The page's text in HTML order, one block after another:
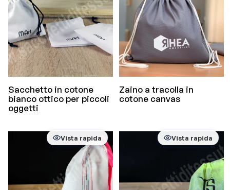
Sacchetto in cotone
bianco ottico per piccoli
oggetti
Zaino a tracolla in
cotone canvas
Vista rapida Vista rapida